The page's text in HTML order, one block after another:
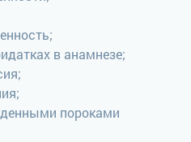
в анамнезе;
пороками